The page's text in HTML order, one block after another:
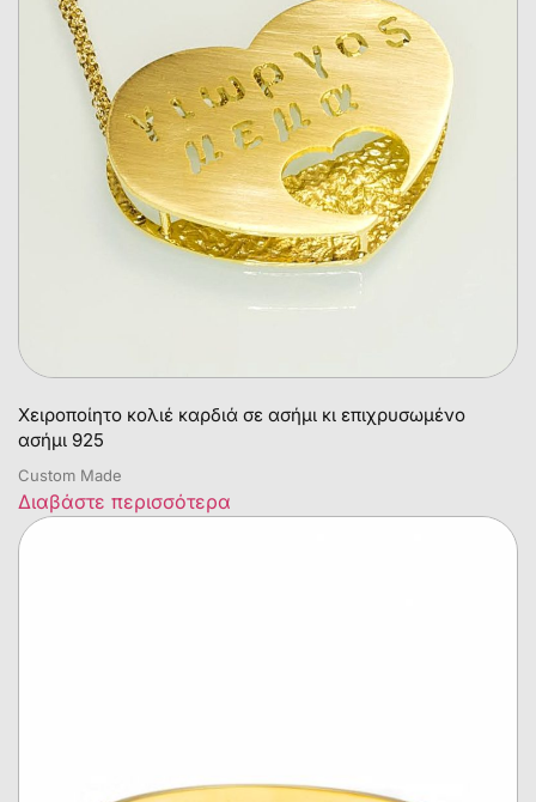
Χειροποίητο κολιέ καρδιά σε ασήμι κι επιχρυσωμένο
ασήμι 925
Custom Made
Διαβάστε περισσότερα